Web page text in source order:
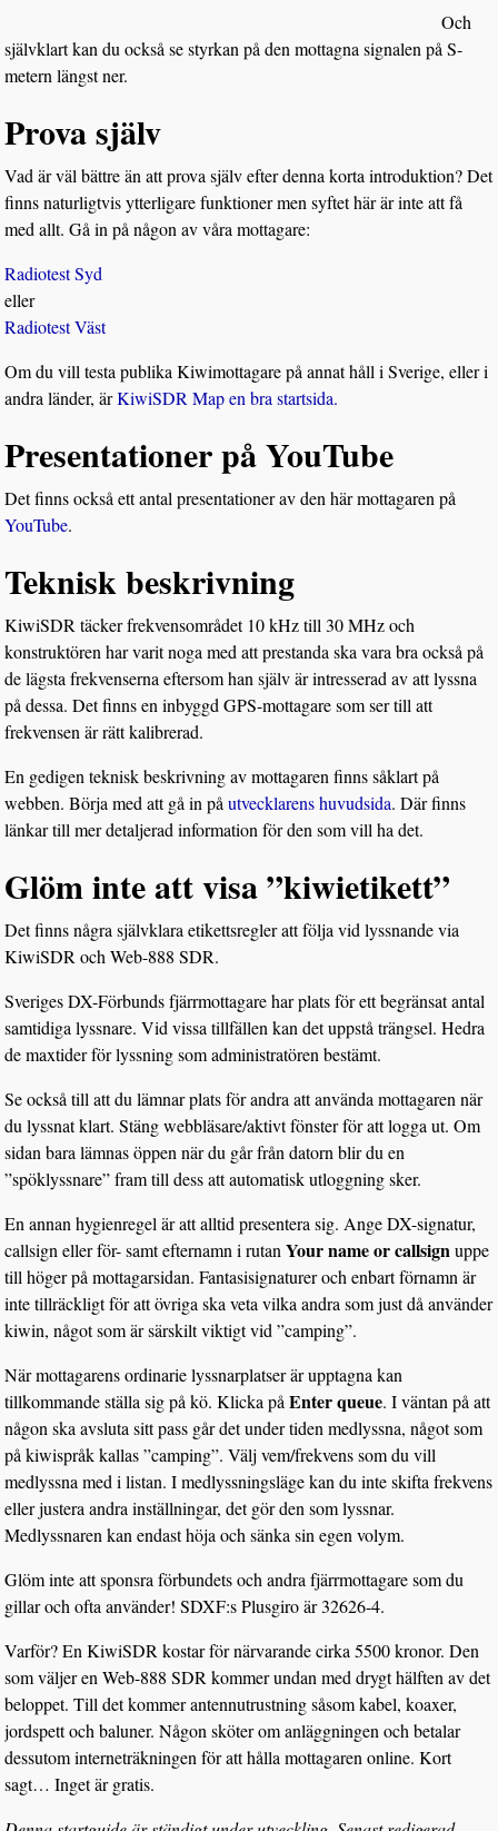
Och
självklart kan du också se styrkan på den mottagna signalen på S-
metern längst ner.
Prova själv
Vad är väl bättre än att prova själv efter denna korta introduktion? Det
finns naturligtvis ytterligare funktioner men syftet här är inte att få
med allt. Gå in på någon av våra mottagare:
Radiotest Syd
eller
Radiotest Väst
Om du vill testa publika Kiwimottagare på annat håll i Sverige, eller i
andra länder, ärKiwiSDR Map en bra startsida.
Presentationer på YouTube
Det finns också ett antal presentationer av den här mottagaren på
YouTube.
Teknisk beskrivning
KiwiSDR täcker frekvensområdet 10 kHz till 30 MHz och
konstruktören har varit noga med att prestanda ska vara bra också på
de lägsta frekvenserna eftersom han själv är intresserad av att lyssna
på dessa. Det finns en inbyggd GPS-mottagare som ser till att
frekvensen är rätt kalibrerad.
En gedigen teknisk beskrivning av mottagaren finns såklart på
webben. Börja med att gå in påutvecklarens huvudsida. Där finns
länkar till mer detaljerad information för den som vill ha det.
Glöm inte att visa ”kiwietikett”
Det finns några självklara etikettsregler att följa vid lyssnande via
KiwiSDR och Web-888 SDR.
Sveriges DX-Förbunds fjärrmottagare har plats för ett begränsat antal
samtidiga lyssnare. Vid vissa tillfällen kan det uppstå trängsel. Hedra
de maxtider för lyssning som administratören bestämt.
Se också till att du lämnar plats för andra att använda mottagaren när
du lyssnat klart. Stäng webbläsare/aktivt fönster för att logga ut. Om
sidan bara lämnas öppen när du går från datorn blir du en
”spöklyssnare” fram till dess att automatisk utloggning sker.
En annan hygienregel är att alltid presentera sig. Ange DX-signatur,
callsign eller för- samt efternamn i rutanYour name or callsignuppe
till höger på mottagarsidan. Fantasisignaturer och enbart förnamn är
inte tillräckligt för att övriga ska veta vilka andra som just då använder
kiwin, något som är särskilt viktigt vid ”camping”.
När mottagarens ordinarie lyssnarplatser är upptagna kan
tillkommande ställa sig på kö. Klicka påEnter queue. I väntan på att
någon ska avsluta sitt pass går det under tiden medlyssna, något som
på kiwispråk kallas ”camping”. Välj vem/frekvens som du vill
medlyssna med i listan. I medlyssningsläge kan du inte skifta frekvens
eller justera andra inställningar, det gör den som lyssnar.
Medlyssnaren kan endast höja och sänka sin egen volym.
Glöm inte att sponsra förbundets och andra fjärrmottagare som du
gillar och ofta använder! SDXF:s Plusgiro är 32626-4.
Varför? En KiwiSDR kostar för närvarande cirka 5500 kronor. Den
som väljer en Web-888 SDR kommer undan med drygt hälften av det
beloppet. Till det kommer antennutrustning såsom kabel, koaxer,
jordspett och baluner. Någon sköter om anläggningen och betalar
dessutom interneträkningen för att hålla mottagaren online. Kort
sagt… Inget är gratis.